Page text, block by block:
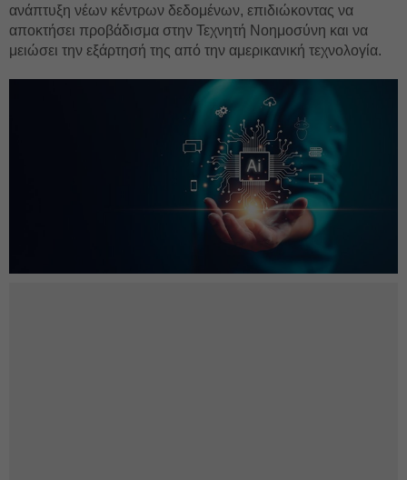
ανάπτυξη νέων κέντρων δεδομένων, επιδιώκοντας να
αποκτήσει προβάδισμα στην Τεχνητή Νοημοσύνη και να
μειώσει την εξάρτησή της από την αμερικανική τεχνολογία.